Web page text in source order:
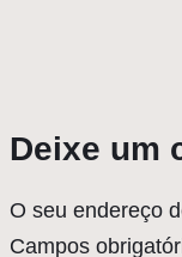
Deixe um
O seu endereço
Campos